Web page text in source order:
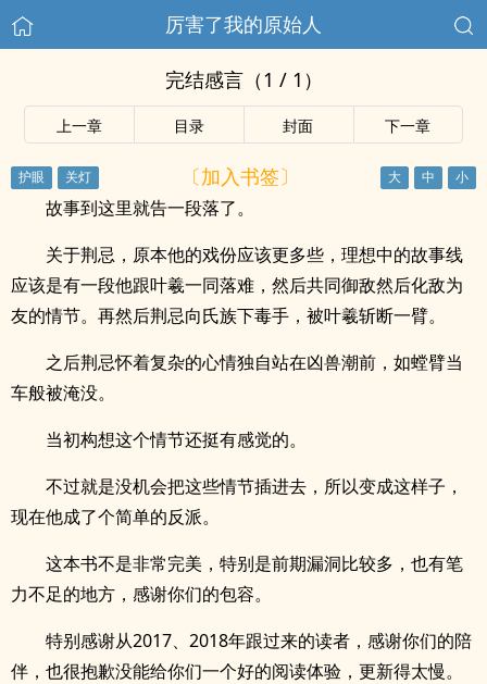
厉害了我的原始人
完结感言（1 / 1）
上一章 目录 封面 下一章
〔加入书签〕
故事到这里就告一段落了。
关于荆忌，原本他的戏份应该更多些，理想中的故事线
应该是有一段他跟叶羲一同落难，然后共同御敌然后化敌为
友的情节。再然后荆忌向氏族下毒手，被叶羲斩断一臂。
之后荆忌怀着复杂的心情独自站在凶兽潮前，如螳臂当
车般被淹没。
当初构想这个情节还挺有感觉的。
不过就是没机会把这些情节插进去，所以变成这样子，
现在他成了个简单的反派。
这本书不是非常完美，特别是前期漏洞比较多，也有笔
力不足的地方，感谢你们的包容。
特别感谢从2017、2018年跟过来的读者，感谢你们的陪
伴，也很抱歉没能给你们一个好的阅读体验，更新得太慢。